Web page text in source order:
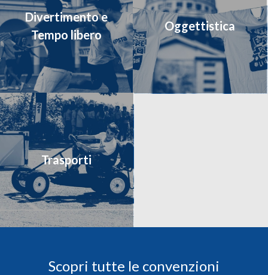
Divertimento e
Tempo libero
Oggettistica
Trasporti
Scopri tutte le convenzioni